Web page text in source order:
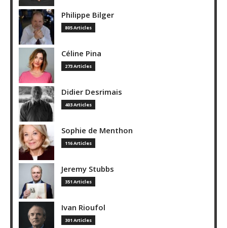
Philippe Bilger
805 Articles
Céline Pina
273 Articles
Didier Desrimais
403 Articles
Sophie de Menthon
116 Articles
Jeremy Stubbs
351 Articles
Ivan Rioufol
301 Articles